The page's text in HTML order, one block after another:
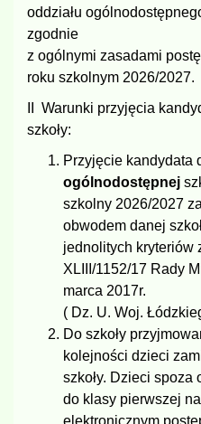
oddziału
zgodnie
z ogólnymi zasadami
roku szkolnym 2026/2027.
II Warunki przyjęcia
szkoły:
Przyjęcie kandydata
ogólnodostępnej
szkolny 2026/2027
obwodem danej
jednolitych kryteriów
XLIII/1152/17 Rady
marca 2017r.
( Dz. U. Woj.
Do szkoły
kolejności dzieci
szkoły. Dzieci spoza
do klasy pierwszej